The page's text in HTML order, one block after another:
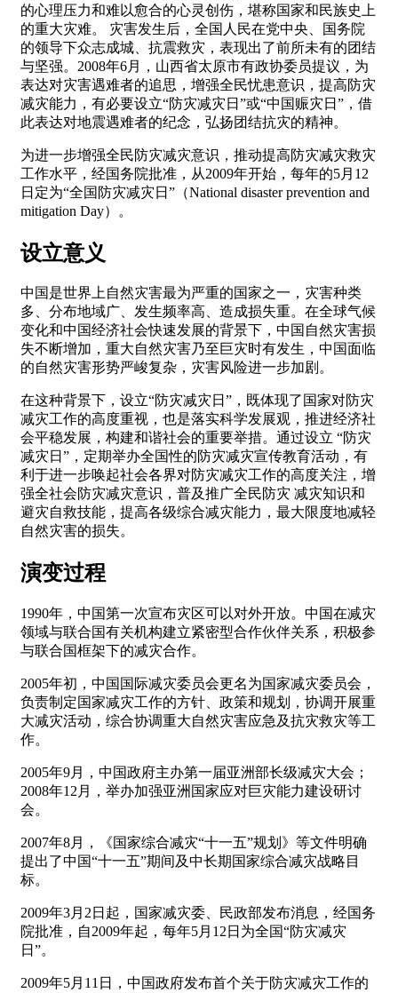
的心理压力和难以愈合的心灵创伤，堪称国家和民族史上
的重大灾难。 灾害发生后，全国人民在党中央、国务院
的领导下众志成城、抗震救灾，表现出了前所未有的团结
与坚强。2008年6月，山西省太原市有政协委员提议，为
表达对灾害遇难者的追思，增强全民忧患意识，提高防灾
减灾能力，有必要设立“防灾减灾日”或“中国赈灾日”，借
此表达对地震遇难者的纪念，弘扬团结抗灾的精神。
为进一步增强全民防灾减灾意识，推动提高防灾减灾救灾
工作水平，经国务院批准，从2009年开始，每年的5月12
日定为“全国防灾减灾日”（National disaster prevention and
mitigation Day）。
设立意义
中国是世界上自然灾害最为严重的国家之一，灾害种类
多、分布地域广、发生频率高、造成损失重。在全球气候
变化和中国经济社会快速发展的背景下，中国自然灾害损
失不断增加，重大自然灾害乃至巨灾时有发生，中国面临
的自然灾害形势严峻复杂，灾害风险进一步加剧。
在这种背景下，设立“防灾减灾日”，既体现了国家对防灾
减灾工作的高度重视，也是落实科学发展观，推进经济社
会平稳发展，构建和谐社会的重要举措。通过设立 “防灾
减灾日”，定期举办全国性的防灾减灾宣传教育活动，有
利于进一步唤起社会各界对防灾减灾工作的高度关注，增
强全社会防灾减灾意识，普及推广全民防灾 减灾知识和
避灾自救技能，提高各级综合减灾能力，最大限度地减轻
自然灾害的损失。
演变过程
1990年，中国第一次宣布灾区可以对外开放。中国在减灾
领域与联合国有关机构建立紧密型合作伙伴关系，积极参
与联合国框架下的减灾合作。
2005年初，中国国际减灾委员会更名为国家减灾委员会，
负责制定国家减灾工作的方针、政策和规划，协调开展重
大减灾活动，综合协调重大自然灾害应急及抗灾救灾等工
作。
2005年9月，中国政府主办第一届亚洲部长级减灾大会；
2008年12月，举办加强亚洲国家应对巨灾能力建设研讨
会。
2007年8月，《国家综合减灾“十一五”规划》等文件明确
提出了中国“十一五”期间及中长期国家综合减灾战略目
标。
2009年3月2日起，国家减灾委、民政部发布消息，经国务
院批准，自2009年起，每年5月12日为全国“防灾减灾
日”。
2009年5月11日，中国政府发布首个关于防灾减灾工作的